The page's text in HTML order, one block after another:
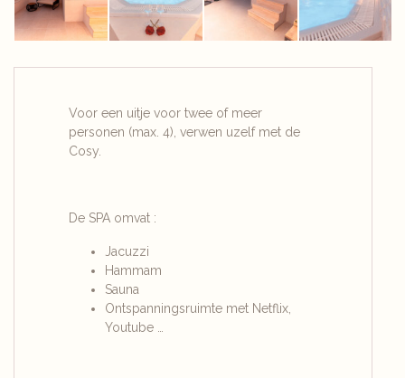
Voor een uitje voor twee of meer
personen (max. 4), verwen uzelf met de
Cosy.
De SPA omvat :
Jacuzzi
Hammam
Sauna
Ontspanningsruimte met Netflix,
Youtube …